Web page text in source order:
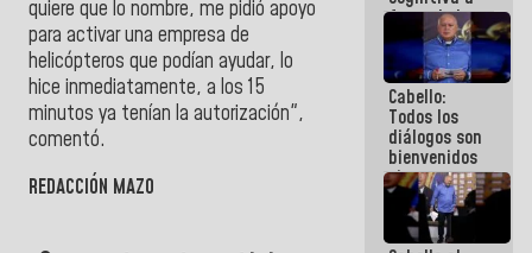
quiere que lo nombre, me pidió apoyo
para activar una empresa de
helicópteros que podían ayudar, lo
hice inmediatamente, a los 15
minutos ya tenían la autorización",
comentó.
REDACCIÓN MAZO
favor de la
narrativa
hegemónica?
(1)
Cabello:
Todos los
diálogos son
bienvenidos
siempre que
estén en el
marco de la
Constitución